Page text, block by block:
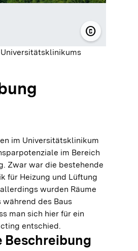
copyright
©
im Universitätsklinikum
im Bereich
Zwar war die bestehende
für Heizung und Lüftung
wurden Räume
des Baus
man sich hier für ein
entschied.
Beschreibung